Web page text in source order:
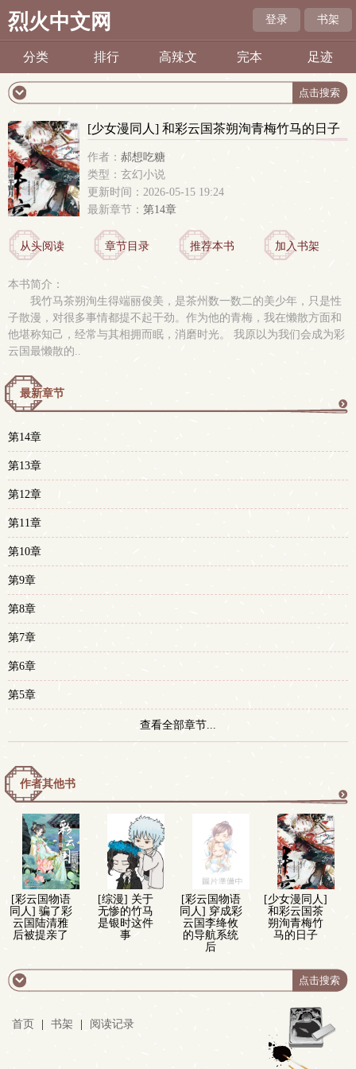
烈火中文网 登录 书架
分类 排行 高辣文 完本 足迹
[少女漫同人] 和彩云国茶朔洵青梅竹马的日子
作者： 郝想吃糖
类型：玄幻小说
更新时间：2026-05-15 19:24
最新章节： 第14章
从头阅读 章节目录 推荐本书 加入书架
本书简介：
我竹马茶朔洵生得端丽俊美，是茶州数一数二的美少年，只是性
子散漫，对很多事情都提不起干劲。作为他的青梅，我在懒散方面和
他堪称知己，经常与其相拥而眠，消磨时光。 我原以为我们会成为彩
云国最懒散的..
最新章节
第14章
第13章
第12章
第11章
第10章
第9章
第8章
第7章
第6章
第5章
查看全部章节...
作者其他书
[彩云国物语
同人] 骗了彩
云国陆清雅
后被提亲了
[综漫] 关于
无惨的竹马
是银时这件
事
[彩云国物语
同人] 穿成彩
云国李绛攸
的导航系统
后
[少女漫同人]
和彩云国茶
朔洵青梅竹
马的日子
首页 书架 阅读记录